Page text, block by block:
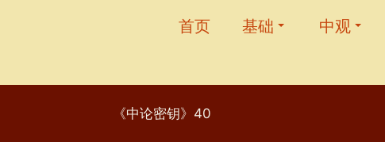
首页 基础 中观
《中论密钥》40